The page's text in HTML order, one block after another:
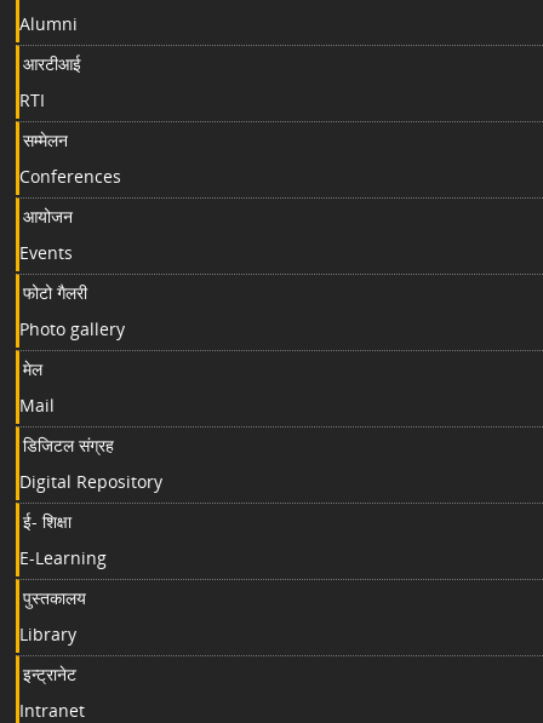
Alumni
आरटीआई
RTI
सम्मेलन
Conferences
आयोजन
Events
फोटो गैलरी
Photo gallery
मेल
Mail
डिजिटल संग्रह
Digital Repository
ई- शिक्षा
E-Learning
पुस्तकालय
Library
इन्ट्रानेट
Intranet